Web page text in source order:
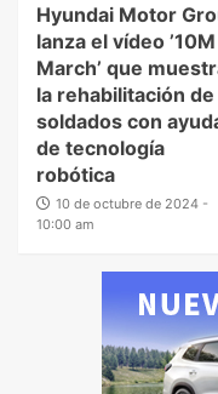
Hyundai Motor
lanza el vídeo ’10M
March’ que
la rehabilitación de
soldados con
de tecnología
robótica
10 de octubre de 2024 -
10:00 am